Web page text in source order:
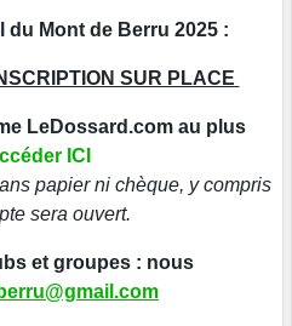
du Mont de Berru 2025 :
SUR PLACE
LeDossard.com au plus
ICI
papier ni chèque, y compris
sera ouvert.
et groupes : nous